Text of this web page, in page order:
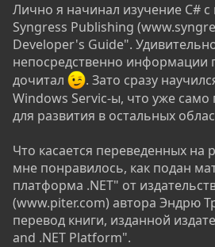
Лично я начинал изучение C# с
Syngress Publishing
Developer's Guide".
непосредственно информации
дочитал
. Зато сразу
Windows Servic-ы, что уже само
для развития в остальных
Что касается переведенных на
мне понравилось, как подан
платформа .NET" от
(www.piter.com) автора Эндрю
перевод книги, изданной
and .NET Platform".